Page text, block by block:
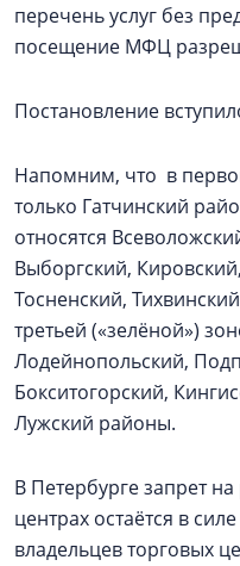
перечень услуг без
посещение МФЦ
Постановление
Напомним, что в
только Гатчинский
относятся
Выборгский,
Тосненский,
третьей («зелёной»)
Лодейнопольский,
Бокситогорский,
Лужский районы.
В Петербурге запрет
центрах остаётся в
владельцев торговых